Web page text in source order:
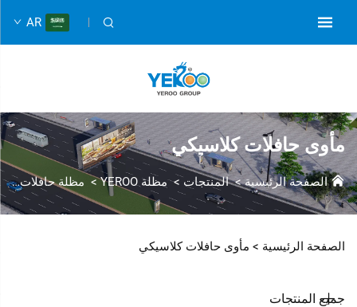
AR
مأوى حافلات كلاسيكي
الصفحة الرئيسية>المنتجات>مظلة YEROO > مظلة حافلات كلاسيكية
الصفحة الرئيسية > مأوى حافلات كلاسيكي
جميع المنتجات